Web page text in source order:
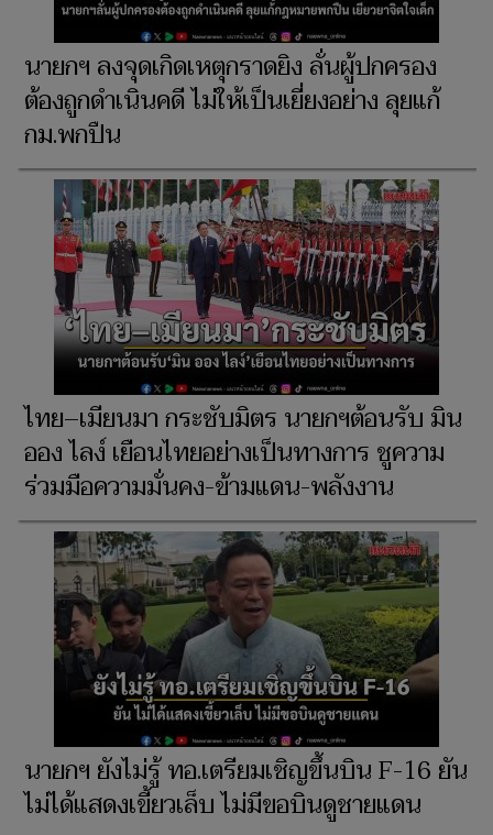
นายกฯ ลงจุดเกิดเหตุกราดยิง ลั่นผู้ปกครอง
ต้องถูกดําเนินคดี ไม่ให้เป็นเยี่ยงอย่าง ลุยแก้
กม.พกปืน
ไทย–เมียนมา กระชับมิตร นายกฯต้อนรับ มิน
ออง ไลง์ เยือนไทยอย่างเป็นทางการ ชูความ
ร่วมมือความมั่นคง-ข้ามแดน-พลังงาน
นายกฯ ยังไม่รู้ ทอ.เตรียมเชิญขึ้นบิน F-16 ยัน
ไม่ได้แสดงเขี้ยวเล็บ ไม่มีขอบินดูชายแดน